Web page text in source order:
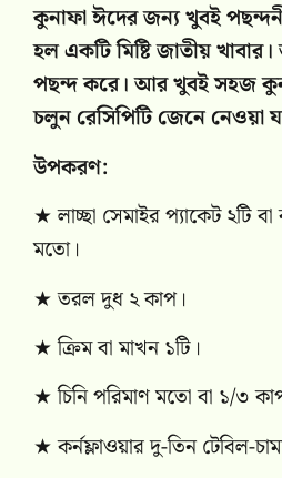
কুনাফা ঈদের জন্য খুবই
হল একটি মিষ্টি জাতীয়
পছন্দ করে। আর খুবই সহজ
চলুন রেসিপিটি জেনে নেওয়া
উপকরণ:
★ লাচ্ছা সেমাইর প্যাকেট ২টি
মতো।
★ তরল দুধ ২ কাপ।
★ ক্রিম বা মাখন ১টি।
★ চিনি পরিমাণ মতো বা ১/৩
★ কর্নফ্লাওয়ার দু-তিন টেবিল-